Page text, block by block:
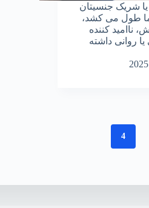
شریک جنسیتان
طول می کشد،
ناامید کننده
روانی داشته
4